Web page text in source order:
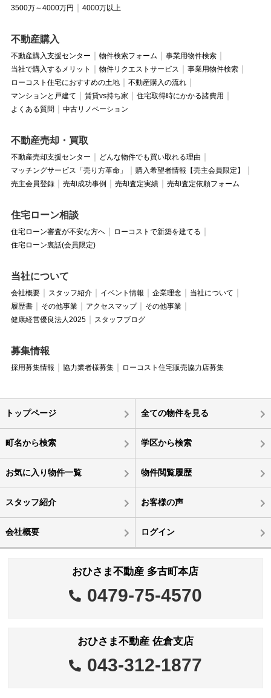
3500万～4000万円
4000万以上
不動産購入
不動産購入支援センター 物件検索フォーム
事業用物件検索
当社で購入するメリット
物件リクエストサービス
事業用物件検索
ローコスト住宅におすすめの土地
不動産購入の流れ
マンションと戸建て
賃貸vs持ち家
住宅取得時にかかる諸費用
よくある質問
中古リノベーション
不動産売却・買取
不動産売却支援センター
どんな物件でも買い取れる理由
マッチングサービス「売り方革命」
購入希望者情報【売主会員限定】
売主会員登録
売却成功事例 売却査定実績 売却査定依頼フォーム
住宅ローン相談
住宅ローン審査が不安な方へ
ローコストで新築を建てる
住宅ローン裏話(会員限定)
当社について
会社概要 スタッフ紹介 イベント情報 企業理念
当社について
履歴書
その他事業 アクセスマップ
その他事業
健康経営優良法人2025
スタッフブログ
募集情報
採用募集情報 協力業者様募集 ローコスト住宅販売協力店募集
トップページ 全ての物件を見る
町名から検索 学区から検索
お気に入り物件一覧 物件閲覧履歴
スタッフ紹介 お客様の声
会社概要 ログイン
おひさま不動産 多古町本店
0479-75-4570
おひさま不動産 佐倉支店
043-312-1877